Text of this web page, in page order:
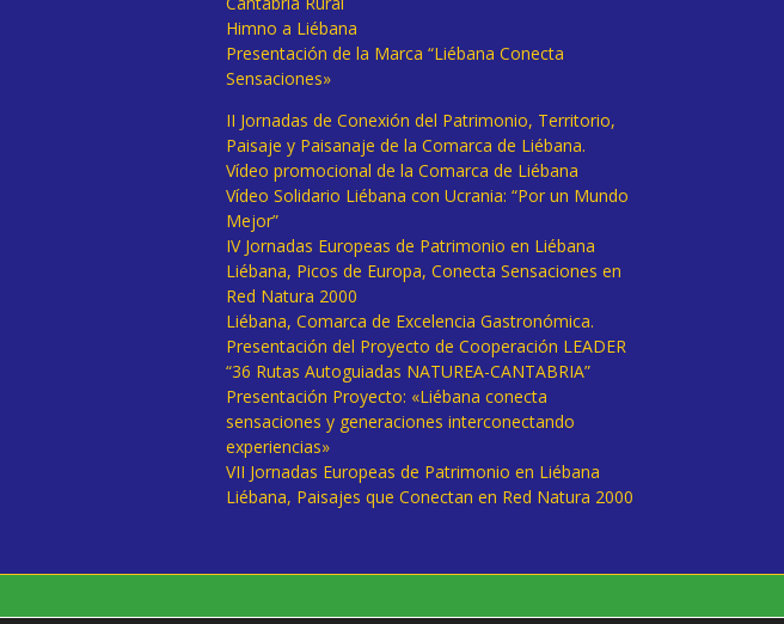
Himno a Liébana
Presentación de la Marca “Liébana Conecta
Sensaciones»
II Jornadas de Conexión del Patrimonio, Territorio,
Paisaje y Paisanaje de la Comarca de Liébana.
Vídeo promocional de la Comarca de Liébana
Vídeo Solidario Liébana con Ucrania: “Por un Mundo
Mejor”
IV Jornadas Europeas de Patrimonio en Liébana
Liébana, Picos de Europa, Conecta Sensaciones en
Red Natura 2000
Liébana, Comarca de Excelencia Gastronómica.
Presentación del Proyecto de Cooperación LEADER
“36 Rutas Autoguiadas NATUREA-CANTABRIA”
Presentación Proyecto: «Liébana conecta
sensaciones y generaciones interconectando
experiencias»
VII Jornadas Europeas de Patrimonio en Liébana
Liébana, Paisajes que Conectan en Red Natura 2000